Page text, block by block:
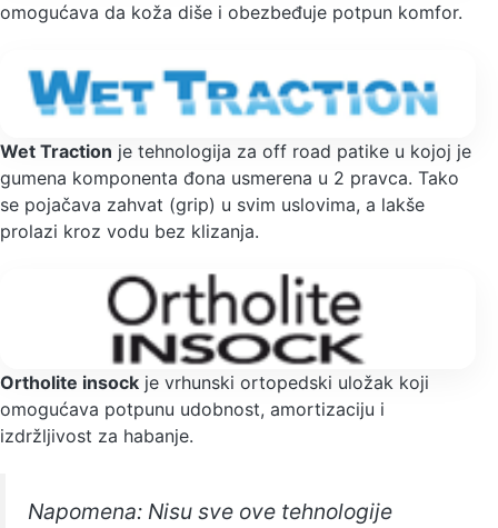
omogućava da koža diše i obezbeđuje potpun komfor.
Wet Traction je tehnologija za off road patike u kojoj je
gumena komponenta đona usmerena u 2 pravca. Tako
se pojačava zahvat (grip) u svim uslovima, a lakše
prolazi kroz vodu bez klizanja.
Ortholite insock je vrhunski ortopedski uložak koji
omogućava potpunu udobnost, amortizaciju i
izdržljivost za habanje.
Napomena: Nisu sve ove tehnologije